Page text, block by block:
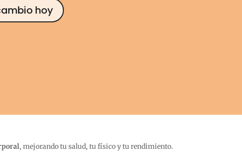
hoy
, mejorando tu salud, tu físico y tu rendimiento.